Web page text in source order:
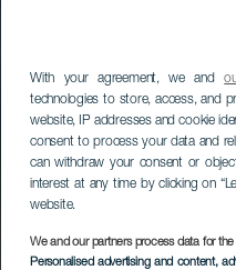
With your agreement, we and
technologies to store, access, and
website, IP addresses and cookie
consent to process your data and
can withdraw your consent or
interest at any time by clicking on
website.
We and our partners process data for
Personalised advertising and content,